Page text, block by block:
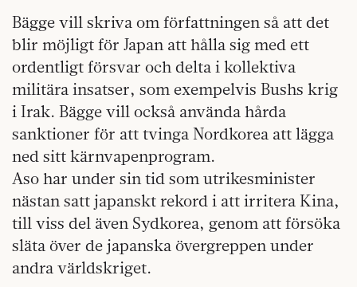
Bägge vill skriva om författningen så att det
blir möjligt för Japan att hålla sig med ett
ordentligt försvar och delta i kollektiva
militära insatser, som exempelvis Bushs krig
i Irak. Bägge vill också använda hårda
sanktioner för att tvinga Nordkorea att lägga
ned sitt kärnvapenprogram.
Aso har under sin tid som utrikesminister
nästan satt japanskt rekord i att irritera Kina,
till viss del även Sydkorea, genom att försöka
släta över de japanska övergreppen under
andra världskriget.